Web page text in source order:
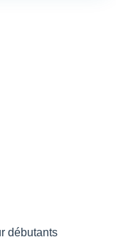
débutants